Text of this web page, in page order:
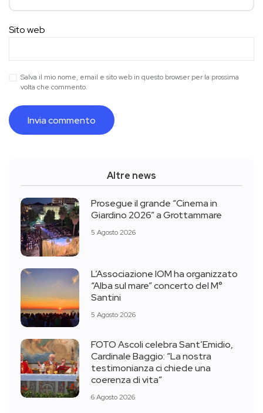
Sito web
Salva il mio nome, email e sito web in questo browser per la prossima
volta che commento.
Altre news
Prosegue il grande “Cinema in
Giardino 2026” a Grottammare
5 Agosto 2026
L’Associazione IOM ha organizzato
“Alba sul mare” concerto del M°
Santini
5 Agosto 2026
FOTO Ascoli celebra Sant’Emidio,
Cardinale Baggio: “La nostra
testimonianza ci chiede una
coerenza di vita”
6 Agosto 2026